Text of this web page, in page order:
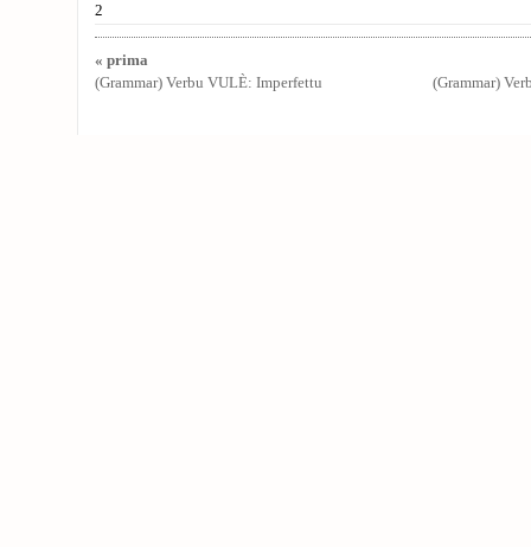
2
« prima
(Grammar) Verbu VULÈ: Imperfettu
(Grammar)